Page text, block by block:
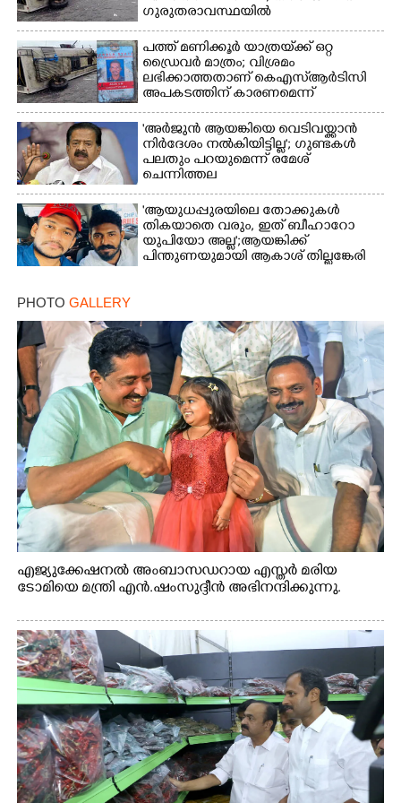
ഗുരുതരാവസ്ഥയിൽ
പത്ത് മണിക്കൂർ യാത്രയ്‌ക്ക് ഒറ്റ
ഡ്രൈവർ മാത്രം; വിശ്രമം
ലഭിക്കാത്തതാണ് കെഎസ്‌ആർടിസി
അപകടത്തിന് കാരണമെന്ന്
വിമർശനം
'അർജുൻ ആയങ്കിയെ വെടിവയ്ക്കാൻ
നിർദേശം നൽകിയിട്ടില്ല'; ഗുണ്ടകൾ
പലതും പറയുമെന്ന് രമേശ്
ചെന്നിത്തല
'ആയുധപ്പുരയിലെ തോക്കുകൾ
തികയാതെ വരും, ഇത് ബീഹാറോ
യുപിയോ അല്ല';ആയങ്കിക്ക്
പിന്തുണയുമായി ആകാശ് തില്ലങ്കേരി
PHOTO GALLERY
എജ്യുക്കേഷനൽ അംബാസഡറായ എസ്തർ മരിയ
ടോമിയെ മന്ത്രി എൻ.ഷംസുദ്ദീൻ അഭിനന്ദിക്കുന്നു.